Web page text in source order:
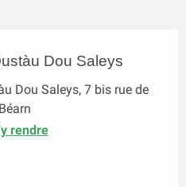
Dou Saleys
Dou Saleys, 7 bis rue de
rendre